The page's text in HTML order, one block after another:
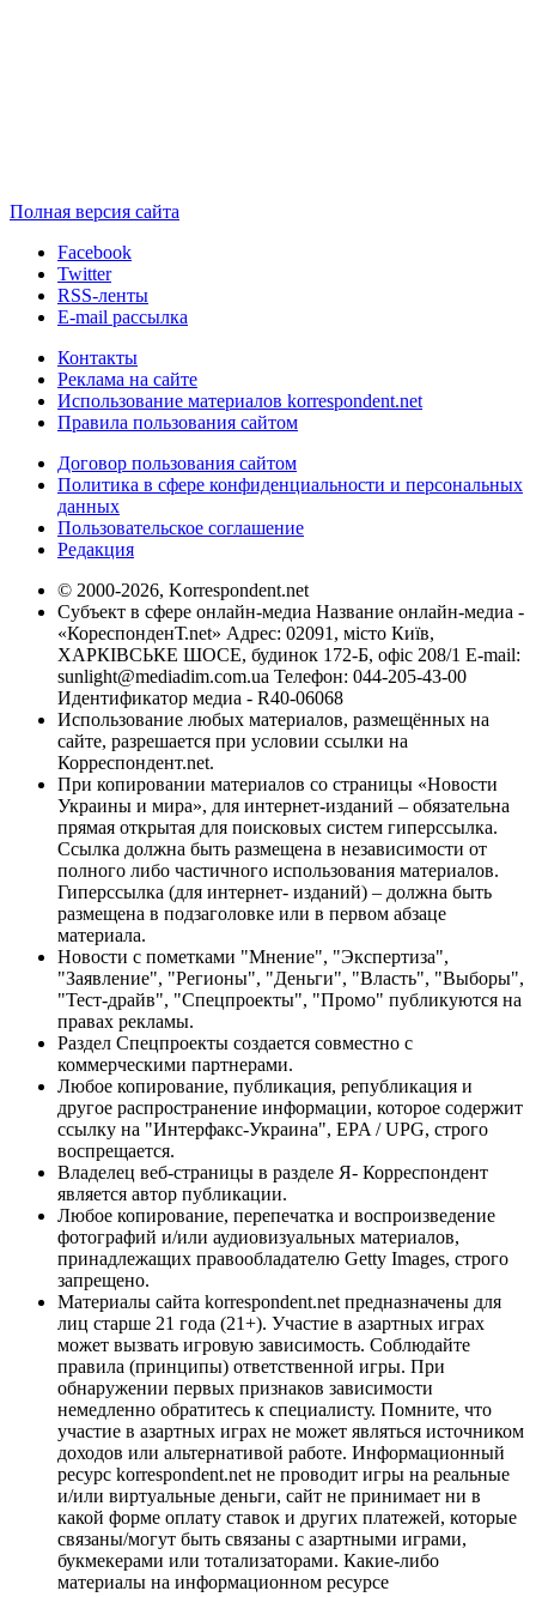
Полная версия сайта
Facebook
Twitter
RSS-ленты
E-mail рассылка
Контакты
Реклама на сайте
Использование материалов korrespondent.net
Правила пользования сайтом
Договор пользования сайтом
Политика в сфере конфиденциальности и персональных
данных
Пользовательское соглашение
Редакция
© 2000-2026, Korrespondent.net
Субъект в сфере онлайн-медиа Название онлайн-медиа -
«КореспонденТ.net» Адрес: 02091, місто Київ,
ХАРКІВСЬКЕ ШОСЕ, будинок 172-Б, офіс 208/1 E-mail:
sunlight@mediadim.com.ua Телефон: 044-205-43-00
Идентификатор медиа - R40-06068
Использование любых материалов, размещённых на
сайте, разрешается при условии ссылки на
Корреспондент.net.
При копировании материалов со страницы «Новости
Украины и мира», для интернет-изданий – обязательна
прямая открытая для поисковых систем гиперссылка.
Ссылка должна быть размещена в независимости от
полного либо частичного использования материалов.
Гиперссылка (для интернет- изданий) – должна быть
размещена в подзаголовке или в первом абзаце
материала.
Новости с пометками "Мнение", "Экспертиза",
"Заявление", "Регионы", "Деньги", "Власть", "Выборы",
"Тест-драйв", "Спецпроекты", "Промо" публикуются на
правах рекламы.
Раздел Спецпроекты создается совместно с
коммерческими партнерами.
Любое копирование, публикация, републикация и
другое распространение информации, которое содержит
ссылку на "Интерфакс-Украина", EPA / UPG, строго
воспрещается.
Владелец веб-страницы в разделе Я- Корреспондент
является автор публикации.
Любое копирование, перепечатка и воспроизведение
фотографий и/или аудиовизуальных материалов,
принадлежащих правообладателю Getty Images, строго
запрещено.
Материалы сайта korrespondent.net предназначены для
лиц старше 21 года (21+). Участие в азартных играх
может вызвать игровую зависимость. Соблюдайте
правила (принципы) ответственной игры. При
обнаружении первых признаков зависимости
немедленно обратитесь к специалисту. Помните, что
участие в азартных играх не может являться источником
доходов или альтернативой работе. Информационный
ресурс korrespondent.net не проводит игры на реальные
и/или виртуальные деньги, сайт не принимает ни в
какой форме оплату ставок и других платежей, которые
связаны/могут быть связаны с азартными играми,
букмекерами или тотализаторами. Какие-либо
материалы на информационном ресурсе